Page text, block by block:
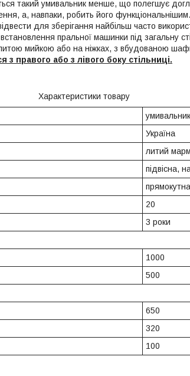
такий умивальник менше, що полегшує
а, навпаки, робить його
для зберігання найбільш часто
пральної машинки під загальну
мийкою або на ніжках, з вбудованою
правого або з лівого боку стільниці.
Характеристики товару
умивальник
Україна
литий
підвісна,
прямокутна
20
3 роки
1000
500
650
320
100